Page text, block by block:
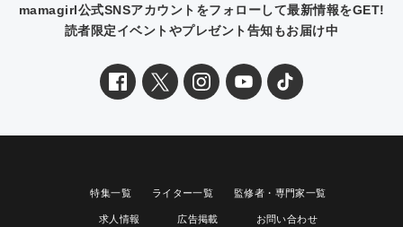
mamagirl公式SNSアカウントをフォローして最新情報をGET!
読者限定イベントやプレゼント告知もお届け中
特集一覧 ライター一覧 監修者・専門家一覧
求人情報 広告掲載 お問い合わせ